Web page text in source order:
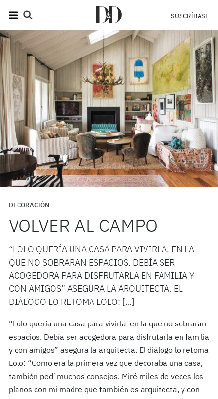
SUSCRÍBASE
DECORACIÓN
VOLVER AL CAMPO
“LOLO QUERÍA UNA CASA PARA VIVIRLA, EN LA
QUE NO SOBRARAN ESPACIOS. DEBÍA SER
ACOGEDORA PARA DISFRUTARLA EN FAMILIA Y
CON AMIGOS” ASEGURA LA ARQUITECTA. EL
DIÁLOGO LO RETOMA LOLO: […]
“Lolo quería una casa para vivirla, en la que no sobraran
espacios. Debía ser acogedora para disfrutarla en familia
y con amigos” asegura la arquitecta. El diálogo lo retoma
Lolo: “Como era la primera vez que decoraba una casa,
también pedí muchos consejos. Miré miles de veces los
planos con mi madre que también es arquitecta, y con